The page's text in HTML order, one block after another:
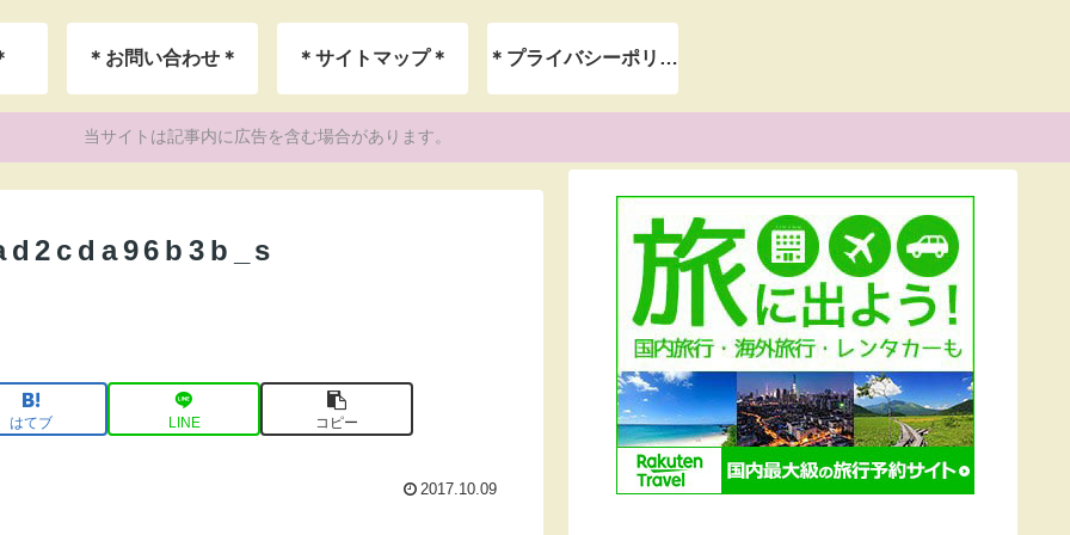
＊お問い合わせ＊ ＊サイトマップ＊ ＊プライバシーポリシー＊
当サイトは記事内に広告を含む場合があります。
はてブ LINE コピー
2017.10.09